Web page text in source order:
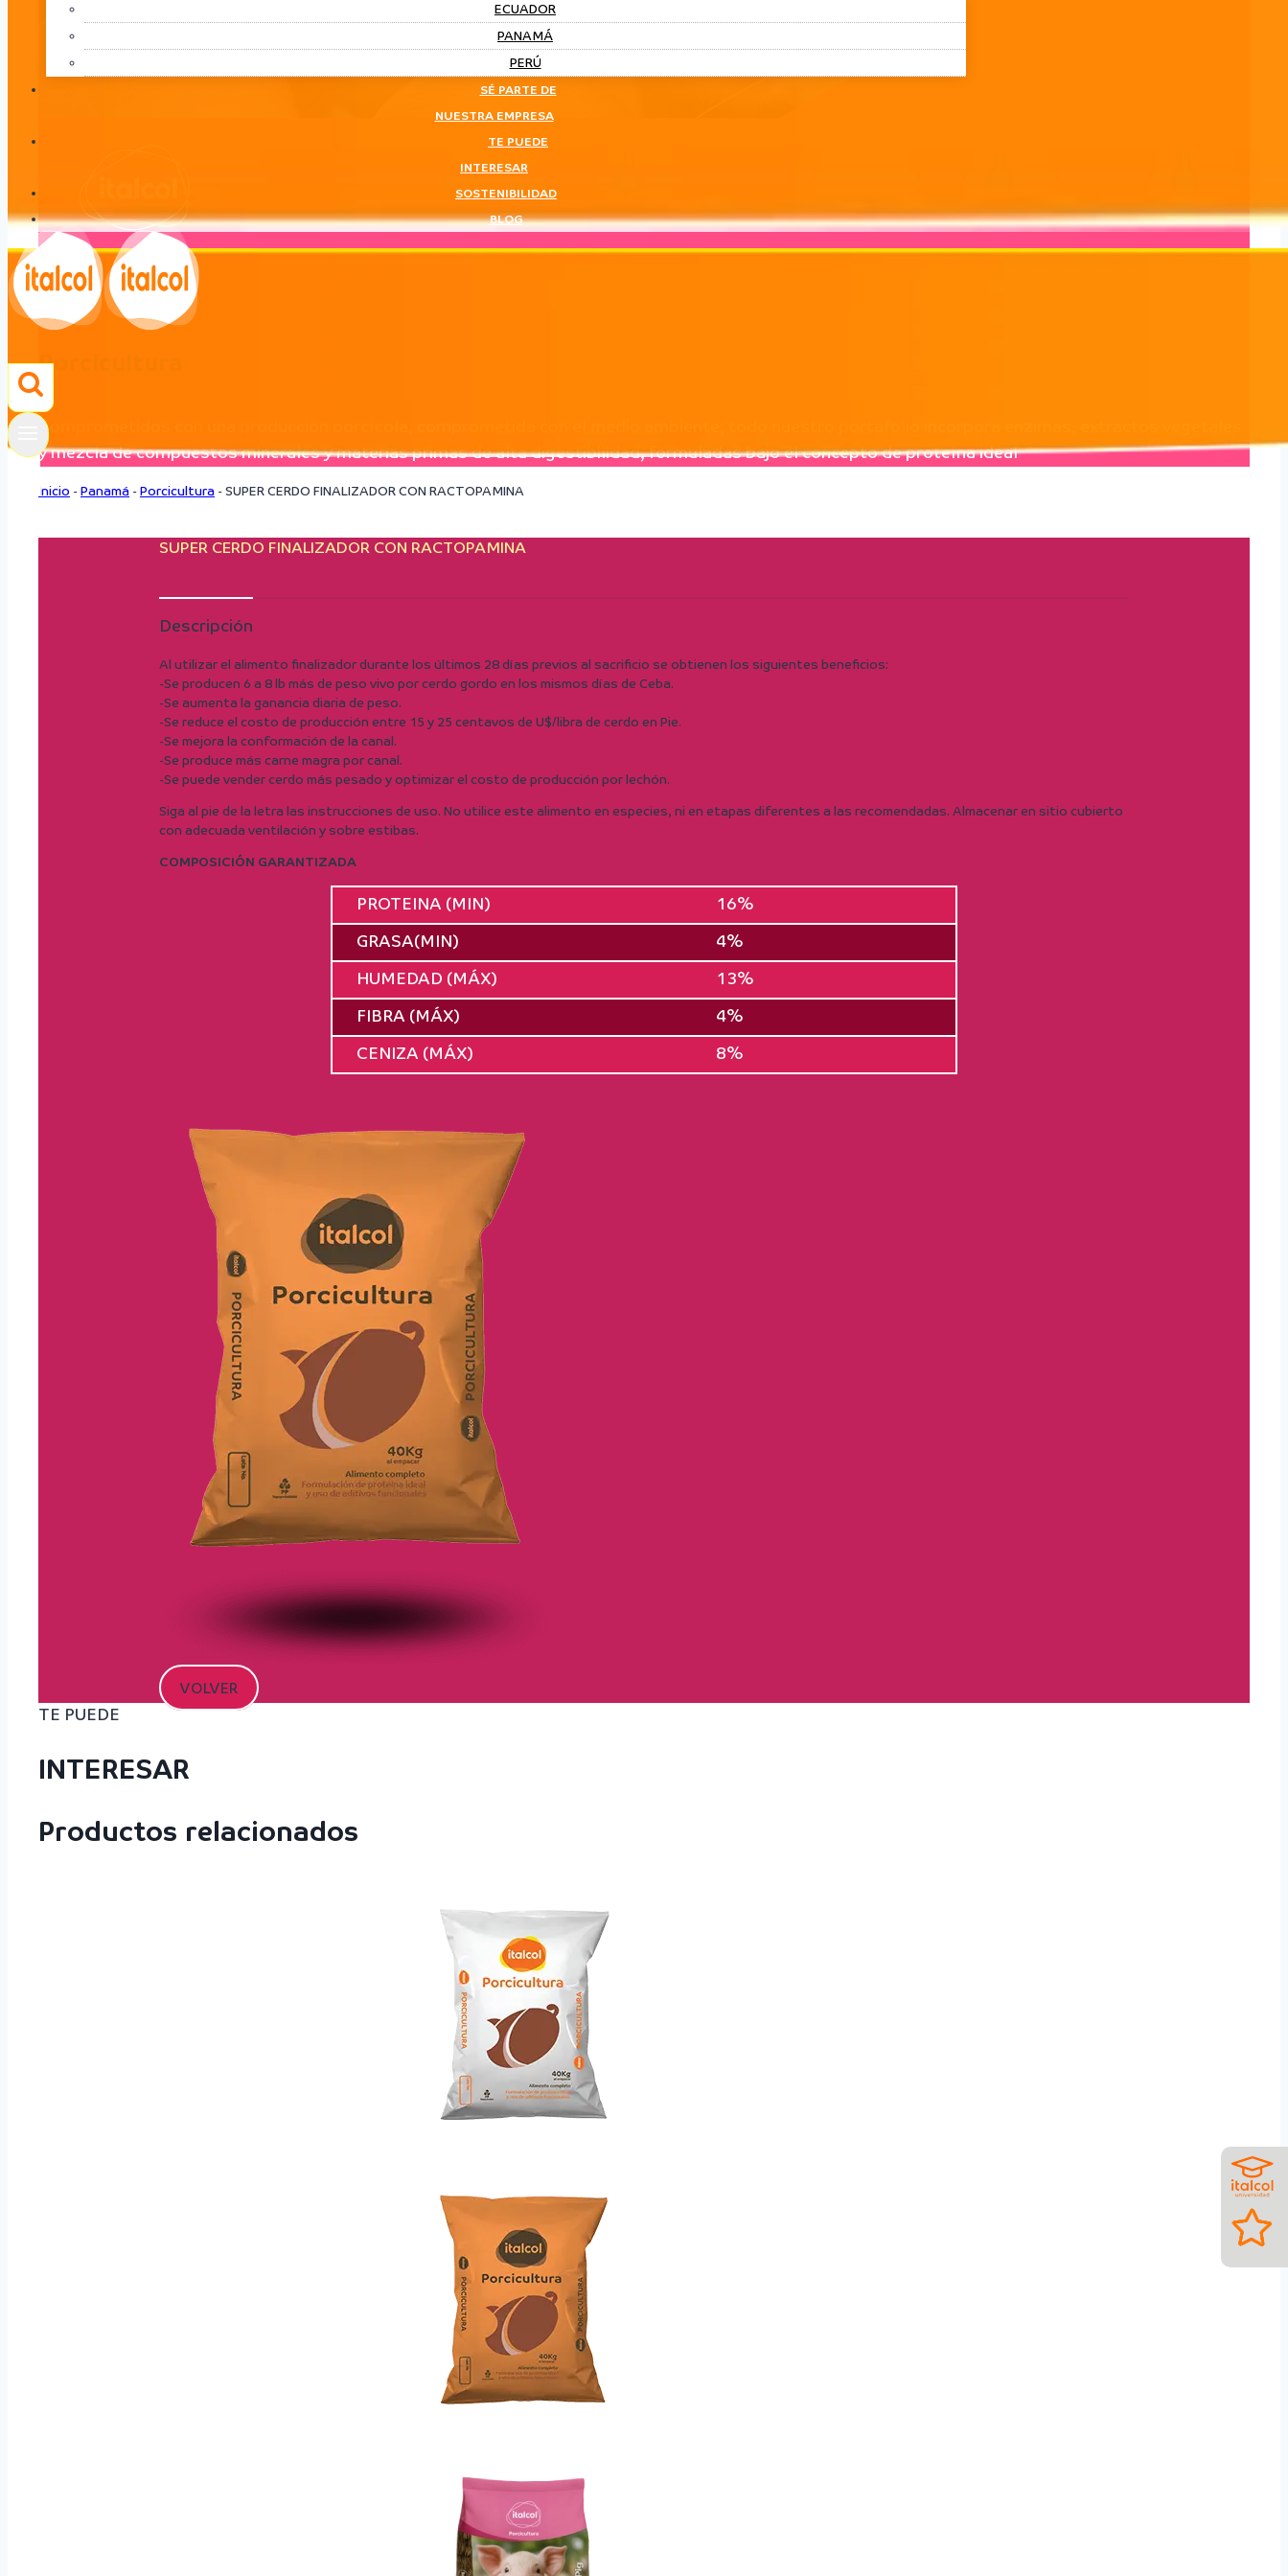
ECUADOR
PANAMÁ
PERÚ
SÉ PARTE DE
NUESTRA EMPRESA
TE PUEDE
INTERESAR
SOSTENIBILIDAD
BLOG
Porcicultura
LÍNEA
Porcicultura
Comprometidos con una producción porcícola, comprometida con el medio ambiente, todo nuestro portafolio incorpora enzimas, extractos vegetales
y mezcla de compuestos minerales y materias primas de alta digestibilidad, formuladas bajo el concepto de proteína ideal
Inicio - Panamá - Porcicultura - SUPER CERDO FINALIZADOR CON RACTOPAMINA
SUPER CERDO FINALIZADOR CON RACTOPAMINA
Descripción
Al utilizar el alimento finalizador durante los últimos 28 días previos al sacrificio se obtienen los siguientes beneficios:
-Se producen 6 a 8 lb más de peso vivo por cerdo gordo en los mismos días de Ceba.
-Se aumenta la ganancia diaria de peso.
-Se reduce el costo de producción entre 15 y 25 centavos de U$/libra de cerdo en Pie.
-Se mejora la conformación de la canal.
-Se produce más carne magra por canal.
-Se puede vender cerdo más pesado y optimizar el costo de producción por lechón.
Siga al pie de la letra las instrucciones de uso. No utilice este alimento en especies, ni en etapas diferentes a las recomendadas. Almacenar en sitio cubierto
con adecuada ventilación y sobre estibas.
COMPOSICIÓN GARANTIZADA
PROTEINA (MIN) 16%
GRASA(MIN) 4%
HUMEDAD (MÁX) 13%
FIBRA (MÁX) 4%
CENIZA (MÁX) 8%
VOLVER
TE PUEDE
INTERESAR
Productos relacionados